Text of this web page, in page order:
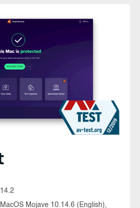
14.2
MacOS Mojave 10.14.6 (English),